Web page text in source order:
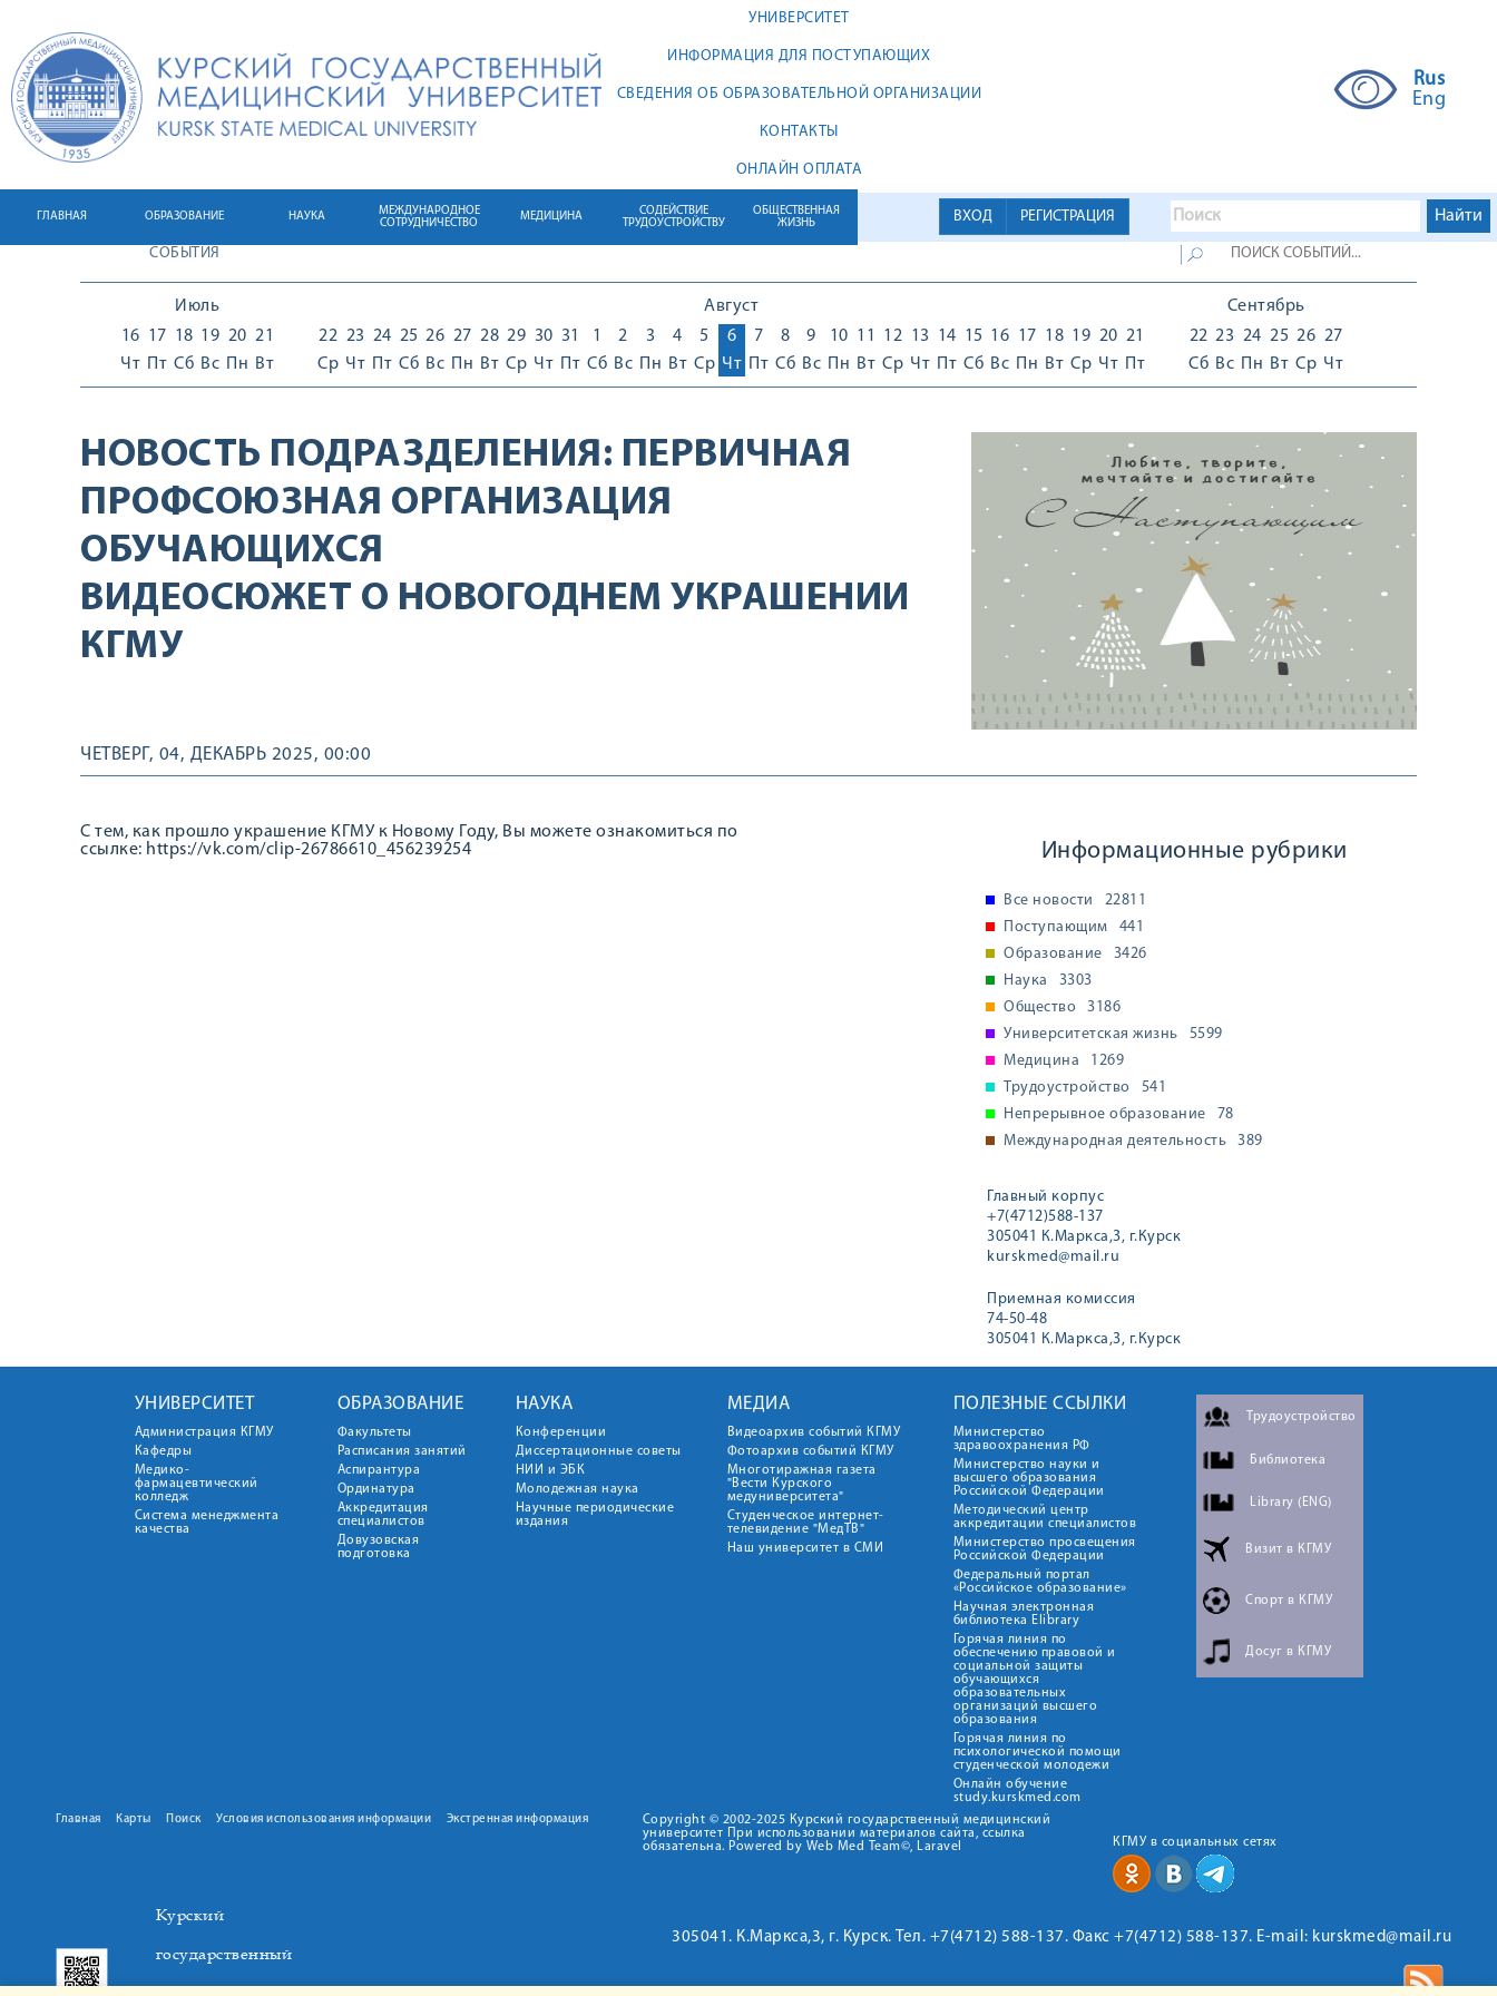
УНИВЕРСИТЕТ
ИНФОРМАЦИЯ ДЛЯ ПОСТУПАЮЩИХ
СВЕДЕНИЯ ОБ ОБРАЗОВАТЕЛЬНОЙ ОРГАНИЗАЦИИ
КОНТАКТЫ
ОНЛАЙН ОПЛАТА
Rus
Eng
ВХОД РЕГИСТРАЦИЯ
ГЛАВНАЯ ОБРАЗОВАНИЕ НАУКА
МЕЖДУНАРОДНОЕ
СОТРУДНИЧЕСТВО
МЕДИЦИНА
СОДЕЙСТВИЕ
ТРУДОУСТРОЙСТВУ
ОБЩЕСТВЕННАЯ
ЖИЗНЬ
СОБЫТИЯ
Июль
16
Чт
17
Пт
18
Сб
19
Вс
20
Пн
21
Вт
Август
22
Ср
23
Чт
24
Пт
25
Сб
26
Вс
27
Пн
28
Вт
29
Ср
30
Чт
31
Пт
1
Сб
2
Вс
3
Пн
4
Вт
5
Ср
6
Чт
7
Пт
8
Сб
9
Вс
10
Пн
11
Вт
12
Ср
13
Чт
14
Пт
15
Сб
16
Вс
17
Пн
18
Вт
19
Ср
20
Чт
21
Пт
Сентябрь
22
Сб
23
Вс
24
Пн
25
Вт
26
Ср
27
Чт
НОВОСТЬ ПОДРАЗДЕЛЕНИЯ: ПЕРВИЧНАЯ
ПРОФСОЮЗНАЯ ОРГАНИЗАЦИЯ
ОБУЧАЮЩИХСЯ
ВИДЕОСЮЖЕТ О НОВОГОДНЕМ УКРАШЕНИИ
КГМУ
ЧЕТВЕРГ, 04, ДЕКАБРЬ 2025, 00:00
С тем, как прошло украшение КГМУ к Новому Году, Вы можете ознакомиться по
ссылке: https://vk.com/clip-26786610_456239254
Информационные рубрики
Все новости
22811
Поступающим
441
Образование
3426
Наука
3303
Общество
3186
Университетская жизнь
5599
Медицина
1269
Трудоустройство
541
Непрерывное образование
78
Международная деятельность
389
Главный корпус
+7(4712)588-137
305041 К.Маркса,3, г.Курск
kurskmed@mail.ru
Приемная комиссия
74-50-48
305041 К.Маркса,3, г.Курск
УНИВЕРСИТЕТ
Администрация КГМУ
Кафедры
Медико-
фармацевтический
колледж
Система менеджмента
качества
ОБРАЗОВАНИЕ
Факультеты
Расписания занятий
Аспирантура
Ординатура
Аккредитация
специалистов
Довузовская
подготовка
НАУКА
Конференции
Диссертационные советы
НИИ и ЭБК
Молодежная наука
Научные периодические
издания
МЕДИА
Видеоархив событий КГМУ
Фотоархив событий КГМУ
Многотиражная газета
"Вести Курского
медуниверситета"
Студенческое интернет-
телевидение "МедТВ"
Наш университет в СМИ
ПОЛЕЗНЫЕ ССЫЛКИ
Министерство
здравоохранения РФ
Министерство науки и
высшего образования
Российской Федерации
Методический центр
аккредитации специалистов
Министерство просвещения
Российской Федерации
Федеральный портал
«Российское образование»
Научная электронная
библиотека Elibrary
Горячая линия по
обеспечению правовой и
социальной защиты
обучающихся
образовательных
организаций высшего
образования
Горячая линия по
психологической помощи
студенческой молодежи
Онлайн обучение
study.kurskmed.com
Трудоустройство
Библиотека
Library (ENG)
Визит в КГМУ
Спорт в КГМУ
Досуг в КГМУ
Главная Карты Поиск Условия использования информации Экстренная информация
Copyright © 2002-2025 Курский государственный медицинский
университет При использовании материалов сайта, ссылка
обязательна. Powered by Web Med Team©, Laravel
КГМУ в социальных сетях
Курский
государственный
305041. К.Маркса,3, г. Курск. Тел. +7(4712) 588-137. Факс +7(4712) 588-137. E-mail: kurskmed@mail.ru